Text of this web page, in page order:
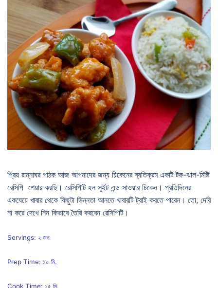
প্রিয় রান্নাঘর পাঠক আজ আপনাদের জন্য চিকেনের ব্যতিক্রম একটি টক-ঝাল-মিষ্টি
রেসিপি শেয়ার করছি। রেসিপিটি হল সুইট এন্ড সাওয়ার চিকেন। প্রতিদিনের
একঘেয়ে খাবার থেকে কিছুটা ভিন্নতা আনতে খাবারটি ট্রাই করতে পারেন। তো, দেরি
না করে দেখে নিন কিভাবে তৈরি করবেন রেসিপিটি।
Servings: ২ জন
Prep Time: ১০ মি.
Cook Time: ১৫ মি.